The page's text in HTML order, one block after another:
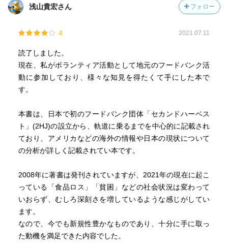
スト・ジャパンの創設者は、マクジルトン・チャールズさ
ちが導入となり、団体設立までの興味深いエピソードが描
かれる。日本とアメリカの文化的な違いがフードバンクの
設立にも色濃く影響を与える。悲しいかな、日本の困難な
人たちは、横にも縦にもつながらず、孤立しているのだ。
のロスを減らすことに主軸を置いてきた。しかし、リーマ
ンショック後、「貧困」へと視点が移ったという。そし
て、各地にフードバンクが設立され、2016年現在に至る。
企業や個人からの寄付に大きな期待ができない日本独自の
うーん、すごく勉強になった。でも、その後どうなったん
だ。今はどういう状況なんだ？
浅山貴宏さん フォロー
4 2021.07.11
読了しました。
現在、私がボランティア活動として地元のフードバンク活
動に参加しており、様々な知見を得たくて手にした本で
す。
本書は、日本で初のフードバンク団体「セカンドハーベス
ト」(2HJ)の設立から、軌道に乗るまでを中心的に記載され
ており、アメリカなどの海外の情報や日本の現状について
の分析が詳しく記載されてい本です。
2008年に著書は発刊されていますが、2021年の現在に起こ
っている「食品ロス」「貧困」などの社会状況は変わって
いおらず、むしろ深刻さを増しているような感じがしてい
ます。
なので、今でも新規性豊かなものであり、十分に手に取っ
た動機を満足できた内容でした。